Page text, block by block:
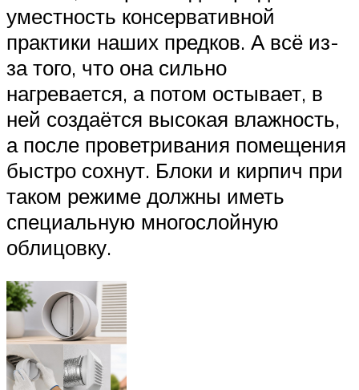
уместность консервативной
практики наших предков. А всё из-
за того, что она сильно
нагревается, а потом остывает, в
ней создаётся высокая влажность,
а после проветривания помещения
быстро сохнут. Блоки и кирпич при
таком режиме должны иметь
специальную многослойную
облицовку.